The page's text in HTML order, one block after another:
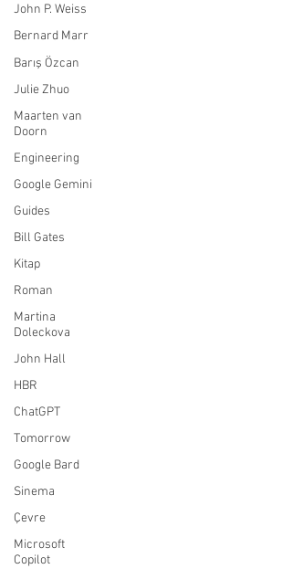
John P. Weiss
Bernard Marr
Barış Özcan
Julie Zhuo
Maarten van
Doorn
Engineering
Google Gemini
Guides
Bill Gates
Kitap
Roman
Martina
Doleckova
John Hall
HBR
ChatGPT
Tomorrow
Google Bard
Sinema
Çevre
Microsoft
Copilot